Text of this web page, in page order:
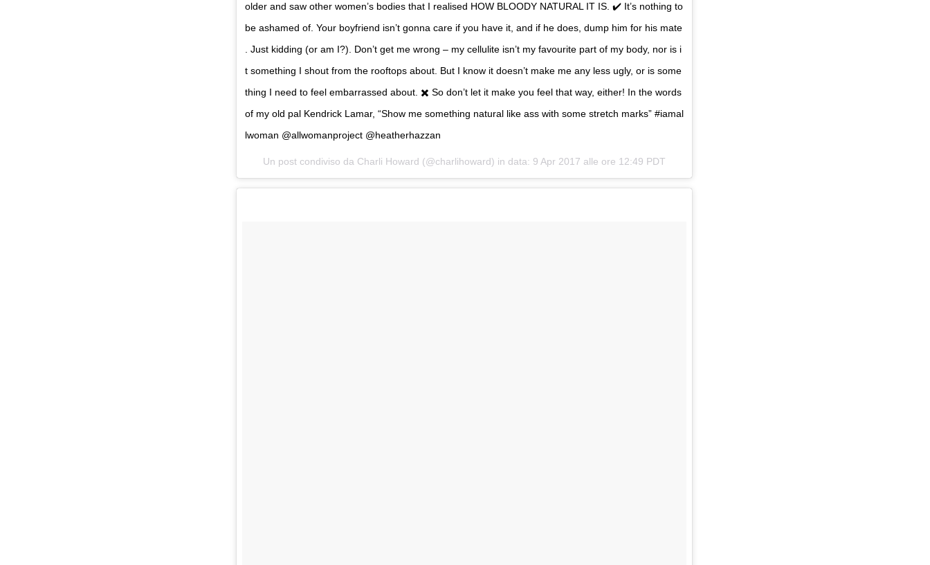
older and saw other women’s bodies that I realised HOW BLOODY NATURAL IT IS. ✔️ It’s nothing to
be ashamed of. Your boyfriend isn’t gonna care if you have it, and if he does, dump him for his mate
. Just kidding (or am I?). Don’t get me wrong – my cellulite isn’t my favourite part of my body, nor is i
t something I shout from the rooftops about. But I know it doesn’t make me any less ugly, or is some
thing I need to feel embarrassed about. ✖️ So don’t let it make you feel that way, either! In the words
of my old pal Kendrick Lamar, “Show me something natural like ass with some stretch marks” #iamal
lwoman @allwomanproject @heatherhazzan
Un post condiviso da Charli Howard (@charlihoward) in data: 9 Apr 2017 alle ore 12:49 PDT